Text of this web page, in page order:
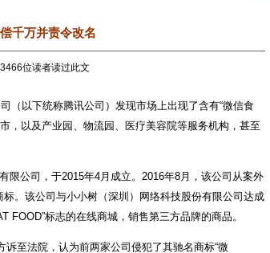
千万并责令改名
位读者读过此文
以下统称腾讯公司）发现市场上出现了含有“微信食
，以及产业园、物流园、医疗美容院等服务机构，甚至
公司，于2015年4月成立。2016年8月，该公司从案外
。该公司与小小树（深圳）网络科技股份有限公司达成
FOOD”标志的在线商城，销售第三方品牌的商品。
至法院，认为前两家公司侵犯了其驰名商标“微